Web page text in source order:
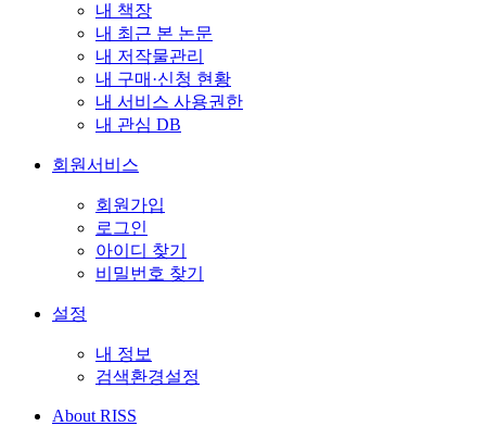
내 책장
내 최근 본 논문
내 저작물관리
내 구매·신청 현황
내 서비스 사용권한
내 관심 DB
회원서비스
회원가입
로그인
아이디 찾기
비밀번호 찾기
설정
내 정보
검색환경설정
About RISS